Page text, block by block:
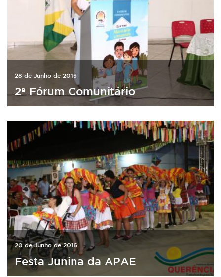
28 de Junho de 2016
2ª Fórum Comunitário
20 de Junho de 2016
Festa Junina da APAE